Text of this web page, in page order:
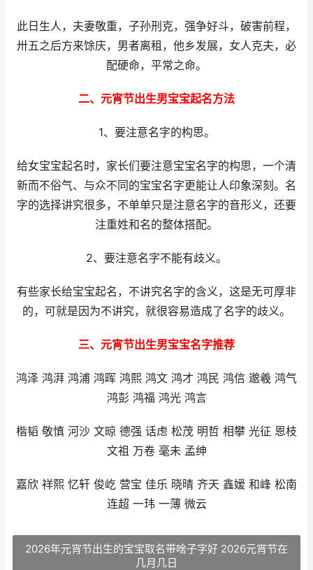
此日生人，夫妻敬重，子孙刑克，强争好斗，破害前程，
卅五之后方来馀庆，男者离租，他乡发展，女人克夫，必
配硬命，平常之命。
二、元宵节出生男宝宝起名方法
1、要注意名字的构思。
给女宝宝起名时，家长们要注意宝宝名字的构思，一个清
新而不俗气、与众不同的宝宝名字更能让人印象深刻。名
字的选择讲究很多，不单单只是注意名字的音形义，还要
注重姓和名的整体搭配。
2、要注意名字不能有歧义。
有些家长给宝宝起名，不讲究名字的含义，这是无可厚非
的，可就是因为不讲究，就很容易造成了名字的歧义。
三、元宵节出生男宝宝名字推荐
鸿泽 鸿湃 鸿浦 鸿晖 鸿熙 鸿文 鸿才 鸿民 鸿信 邈羲 鸿气
鸿彭 鸿福 鸿光 鸿言
楷韬 敬慎 河沙 文晾 德强 话虑 松茂 明哲 相攀 光征 恩枝
文祖 万卷 毫未 孟绅
嘉欣 祥熙 忆轩 俊屹 营宝 佳乐 晓晴 齐天 鑫嫒 和峰 松南
连超 一玮 一薄 微云
2026年元宵节出生的宝宝取名带啥子字好 2026元宵节在
几月几日